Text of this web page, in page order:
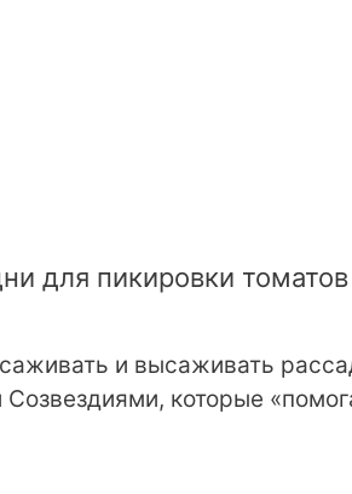
для пикировки
и высаживать
которые